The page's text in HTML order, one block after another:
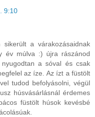
9:10
a várakozásaidnak
év múlva :) újra rászánod
a sóval és csak
az íze. Az ízt a füstölt
tudod befolyásolni, végül
húsvásárlásnál érdemes
füstölt húsok kevésbé